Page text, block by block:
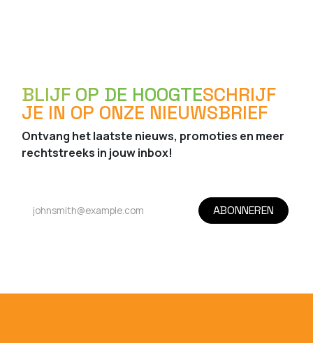
BLIJF OP DE HOOGTESCHRIJF
JE IN OP ONZE NIEUWSBRIEF
Ontvang het laatste nieuws, promoties en meer
rechtstreeks in jouw inbox!
ABONNEREN